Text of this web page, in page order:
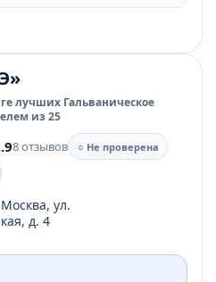
лучших Гальваническое
из 25
8 отзывов
○ Не проверена
ул.
д. 4